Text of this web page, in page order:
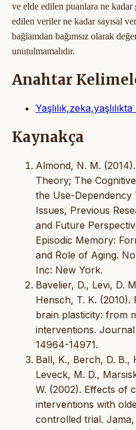
ve elde edilen puanlara ne
edilen veriler ne kadar sayısal
bağlamdan bağımsız olarak
unutulmamalıdır.
Anahtar
Kaynakça
Almond, N. M.
Theory; The
the Use-
Issues, Previous
and Future
Episodic Memory:
and Role of Aging.
Inc: New York.
Bavelier, D., Levi, D.
Hensch, T. K.
brain plasticity: from
interventions.
14964-14971.
Ball, K., Berch, D. B.,
Leveck, M. D.,
W. (2002). Effects of
interventions with
controlled trial. Jama,